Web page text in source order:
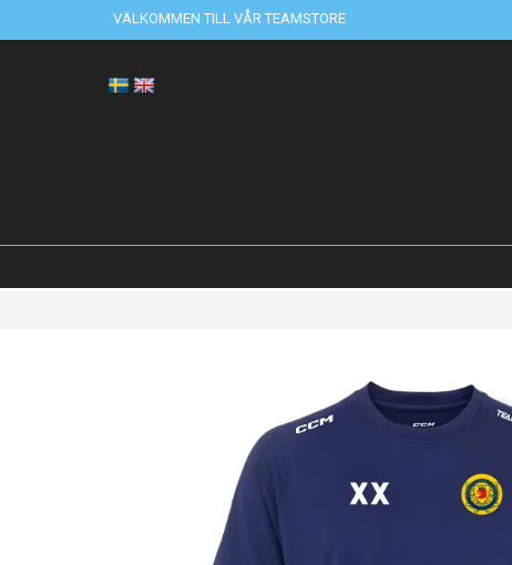
VÄLKOMMEN TILL VÅR TEAMSTORE